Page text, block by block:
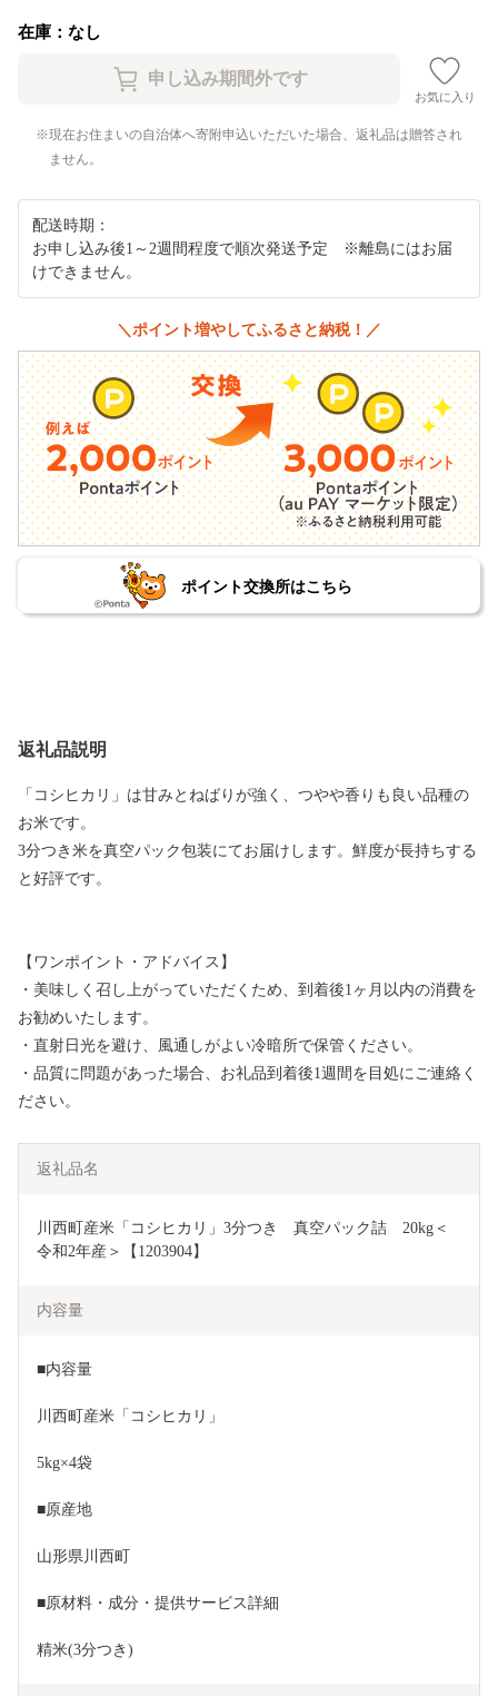
在庫：なし
お気に入り
現在お住まいの自治体へ寄附申込いただいた場合、返礼品は贈答され
ません。
配送時期：
お申し込み後1～2週間程度で順次発送予定 ※離島にはお届
けできません。
＼ポイント増やしてふるさと納税！／
ポイント交換所はこちら
返礼品説明
「コシヒカリ」は甘みとねばりが強く、つやや香りも良い品種の
お米です。
3分つき米を真空パック包装にてお届けします。鮮度が長持ちする
と好評です。
【ワンポイント・アドバイス】
・美味しく召し上がっていただくため、到着後1ヶ月以内の消費を
お勧めいたします。
・直射日光を避け、風通しがよい冷暗所で保管ください。
・品質に問題があった場合、お礼品到着後1週間を目処にご連絡く
ださい。
返礼品名
川西町産米「コシヒカリ」3分つき　真空パック詰　20kg＜
令和2年産＞【1203904】
内容量
■内容量
川西町産米「コシヒカリ」
5kg×4袋
■原産地
山形県川西町
■原材料・成分・提供サービス詳細
精米(3分つき)